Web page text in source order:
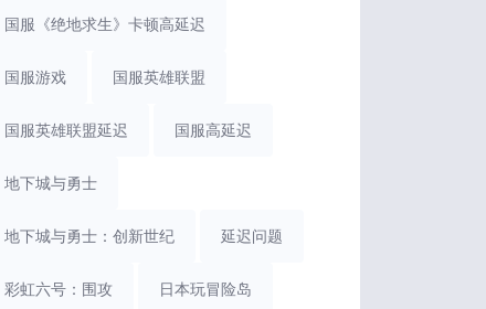
国服《绝地求生》卡顿高延迟
国服游戏 国服英雄联盟
国服英雄联盟延迟 国服高延迟
地下城与勇士
地下城与勇士：创新世纪 延迟问题
彩虹六号：围攻 日本玩冒险岛